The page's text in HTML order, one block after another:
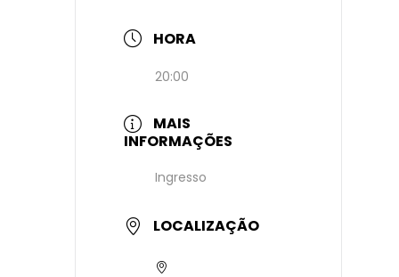
HORA
20:00
MAIS
INFORMAÇÕES
Ingresso
LOCALIZAÇÃO